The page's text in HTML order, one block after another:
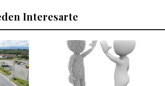
Interesarte